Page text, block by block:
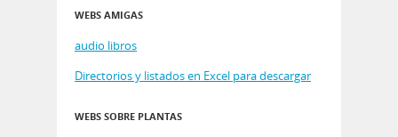
WEBS AMIGAS
audio libros
Directorios y listados en Excel para descargar
WEBS SOBRE PLANTAS